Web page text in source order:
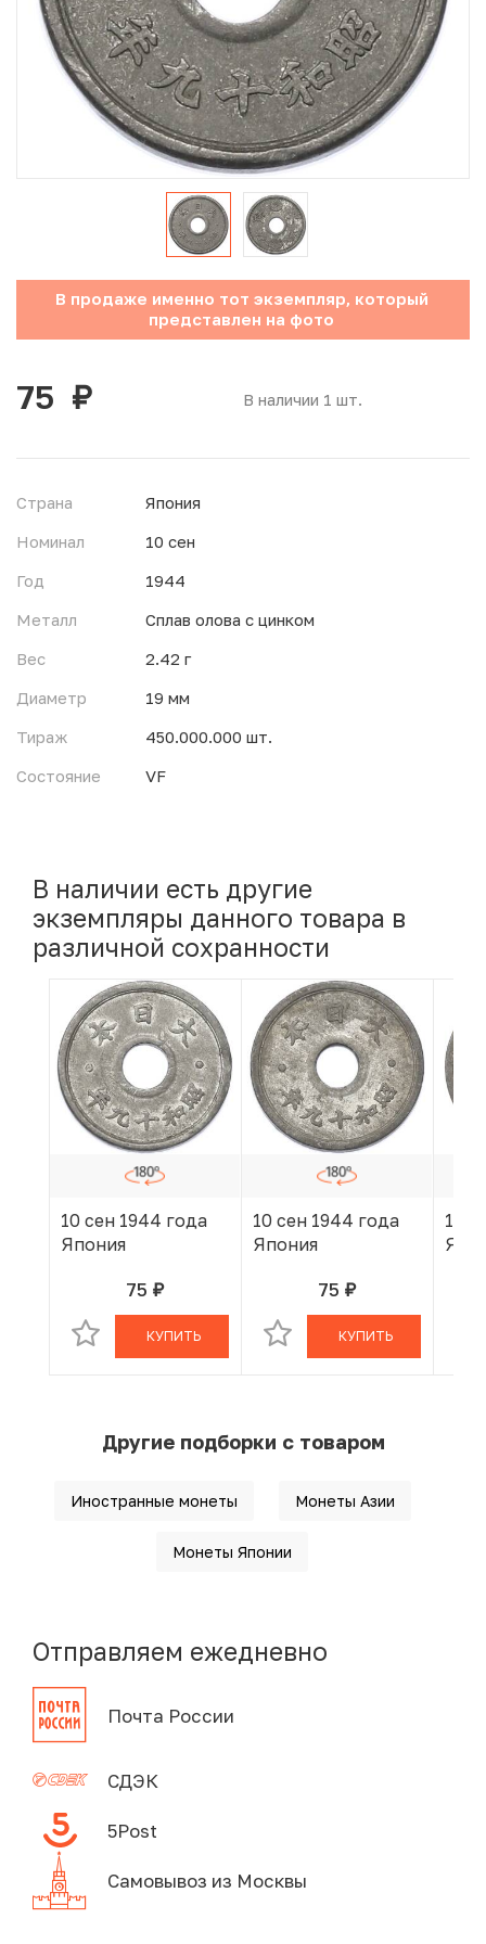
Юбилейные монеты Банка России (с 1999 года)
Памятные и инвестиционные монеты СССР и России
Иностранные монеты
Неофициальные выпуски монет (Unusual)
Античные и средневековые монеты
Наборы монет
Инвестиционные монеты
В продаже именно тот экземпляр, который
представлен на фото
В наличии 1 шт.
75 руб.
Страна
Япония
Номинал
10 сен
Год
1944
Металл
Сплав олова с цинком
Вес
2.42 г
Диаметр
19 мм
Тираж
450.000.000 шт.
Состояние
VF
В наличии есть другие
экземпляры данного товара в
различной сохранности
10 сен 1944 года
Япония
75 руб.
В КОРЗИНЕ
КУПИТЬ
10 сен 1944 года
Япония
75 руб.
В КОРЗИНЕ
КУПИТЬ
10
Другие подборки с товаром
Иностранные монеты Монеты Азии
Монеты Японии
Отправляем ежедневно
Почта России
СДЭК
5Post
Самовывоз из Москвы